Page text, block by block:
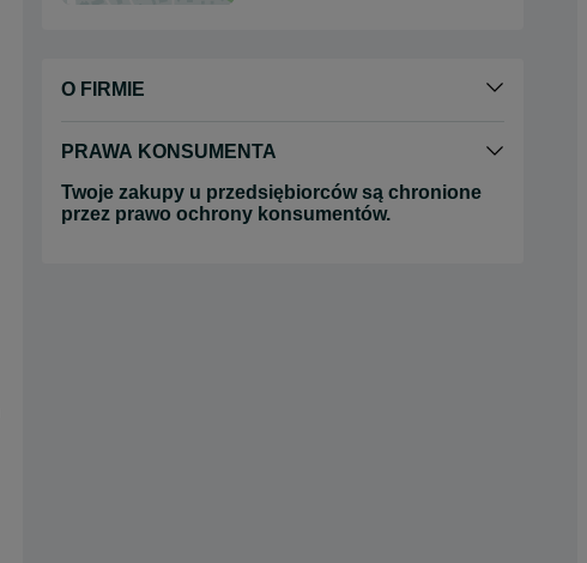
O FIRMIE
PRAWA KONSUMENTA
Twoje zakupy u przedsiębiorców są chronione
przez prawo ochrony konsumentów.